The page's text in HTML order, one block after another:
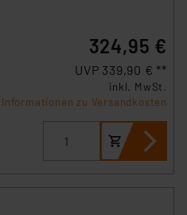
324,95 €
UVP 339,90 € **
inkl. MwSt.
Informationen zu Versandkosten